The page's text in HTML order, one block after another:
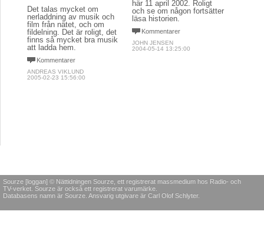
Det talas mycket om
nerladdning av musik och
film från nätet, och om
fildelning. Det är roligt, det
finns så mycket bra musik
att ladda hem.
Kommentarer
ANDREAS VIKLUND
2005-02-23 15:56:00
här 11 april 2002. Roligt
och se om någon fortsätter
läsa historien.
Kommentarer
JOHN JENSEN
2004-05-14 13:25:00
Sourze [loggan] © Nättidningen Sourze, ett registrerat massmedium hos Radio- och
TV-verket. Sourze är också ett registrerat varumärke.
Databasens namn är Sourze. Ansvarig utgivare är Carl Olof Schlyter.